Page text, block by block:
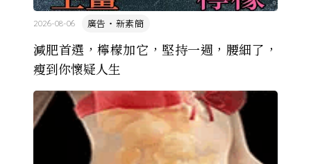
減肥首選，檸檬加它，堅持一週，腰細了，
瘦到你懷疑人生
廣告・新素簡
2026-08-06